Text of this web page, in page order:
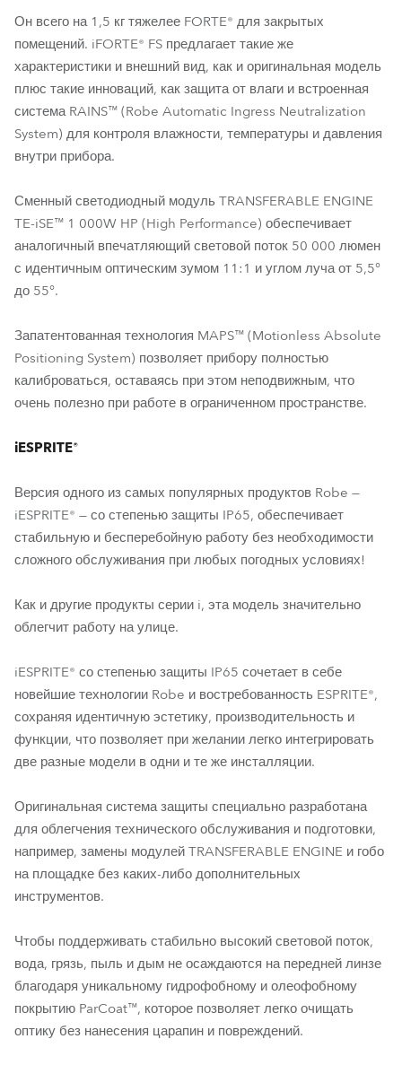
Он всего на 1,5 кг тяжелее FORTE® для закрытых
помещений. iFORTE® FS предлагает такие же
характеристики и внешний вид, как и оригинальная модель
плюс такие инноваций, как защита от влаги и встроенная
система RAINS™ (Robe Automatic Ingress Neutralization
System) для контроля влажности, температуры и давления
внутри прибора.
Сменный светодиодный модуль TRANSFERABLE ENGINE
TE-iSE™ 1 000W HP (High Performance) обеспечивает
аналогичный впечатляющий световой поток 50 000 люмен
с идентичным оптическим зумом 11:1 и углом луча от 5,5°
до 55°.
Запатентованная технология MAPS™ (Motionless Absolute
Positioning System) позволяет прибору полностью
калиброваться, оставаясь при этом неподвижным, что
очень полезно при работе в ограниченном пространстве.
iESPRITE®
Версия одного из самых популярных продуктов Robe —
iESPRITE® — со степенью защиты IP65, обеспечивает
стабильную и бесперебойную работу без необходимости
сложного обслуживания при любых погодных условиях!
Как и другие продукты серии i, эта модель значительно
облегчит работу на улице.
iESPRITE® со степенью защиты IP65 сочетает в себе
новейшие технологии Robe и востребованность ESPRITE®,
сохраняя идентичную эстетику, производительность и
функции, что позволяет при желании легко интегрировать
две разные модели в одни и те же инсталляции.
Оригинальная система защиты специально разработана
для облегчения технического обслуживания и подготовки,
например, замены модулей TRANSFERABLE ENGINE и гобо
на площадке без каких-либо дополнительных
инструментов.
Чтобы поддерживать стабильно высокий световой поток,
вода, грязь, пыль и дым не осаждаются на передней линзе
благодаря уникальному гидрофобному и олеофобному
покрытию ParCoat™, которое позволяет легко очищать
оптику без нанесения царапин и повреждений.